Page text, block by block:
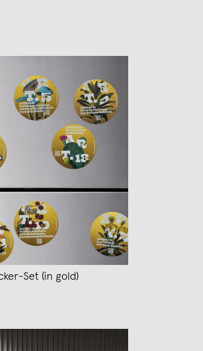
Set (in gold)